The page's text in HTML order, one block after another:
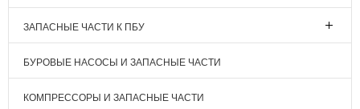
ЗАПАСНЫЕ ЧАСТИ К ПБУ
БУРОВЫЕ НАСОСЫ И ЗАПАСНЫЕ ЧАСТИ
КОМПРЕССОРЫ И ЗАПАСНЫЕ ЧАСТИ